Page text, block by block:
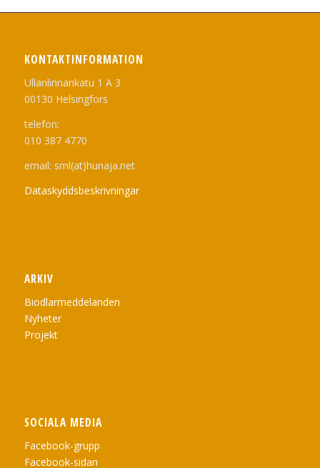
KONTAKTINFORMATION
Ullanlinnankatu 1 A 3
00130 Helsingfors
telefon:
010 387 4770
email: sml(at)hunaja.net
Dataskyddsbeskrivningar
ARKIV
Biodlarmeddelanden
Nyheter
Projekt
SOCIALA MEDIA
Facebook-grupp
Facebook-sidan